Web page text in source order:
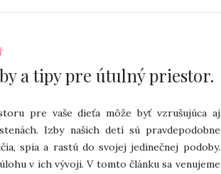
a tipy pre útulný priestor.
pre vaše dieťa môže byť vzrušujúca aj
Izby našich detí sú pravdepodobne
spia a rastú do svojej jedinečnej podoby.
v ich vývoji. V tomto článku sa venujeme